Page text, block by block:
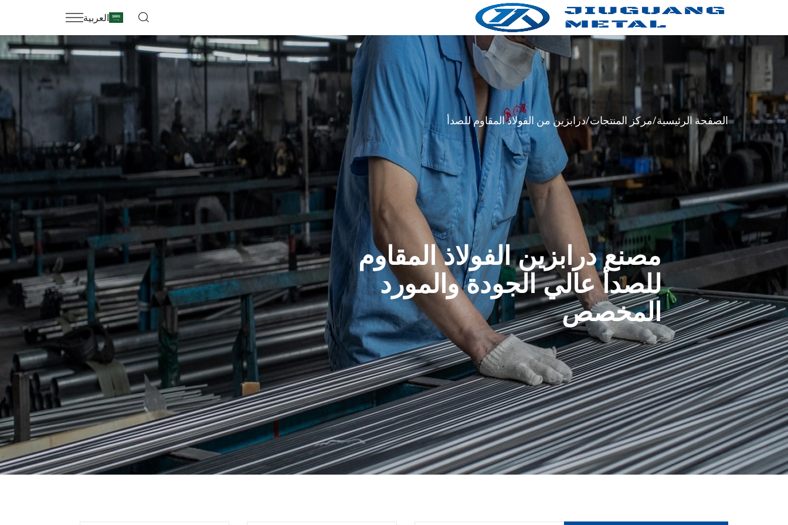
العربية
الصفحة الرئيسية مركز المنتجات درابزين من الفولاذ المقاوم للصدأ
مصنع درابزين الفولاذ المقاوم
للصدأ عالي الجودة والمورد
المخصص